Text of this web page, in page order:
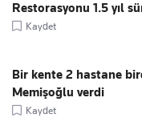
Restorasyonu 1.5 yıl
Kaydet
Bir kente 2 hastane
Memişoğlu verdi
Kaydet